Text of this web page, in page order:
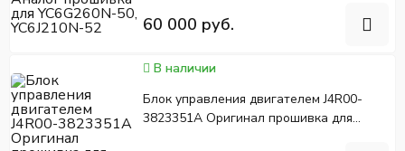
60 000 руб.
В наличии
Блок управления двигателем J4R00-
3823351A Оригинал прошивка для